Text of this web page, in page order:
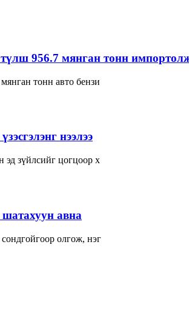
956.7 мянган тонн
тонн авто бензи
нээлээ
эд зүйлсийг цогцоор х
авна
олгож, нэг